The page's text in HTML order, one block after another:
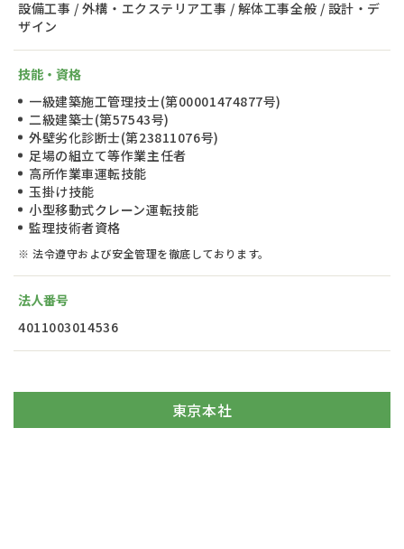
設備工事 / 外構・エクステリア工事 / 解体工事全般 / 設計・デ
ザイン
技能・資格
一級建築施工管理技士(第00001474877号)
二級建築士(第57543号)
外壁劣化診断士(第23811076号)
足場の組立て等作業主任者
高所作業車運転技能
玉掛け技能
小型移動式クレーン運転技能
監理技術者資格
※ 法令遵守および安全管理を徹底しております。
法人番号
4011003014536
東京本社